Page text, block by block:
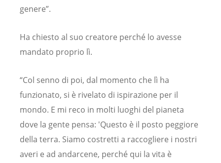
genere”.
Ha chiesto al suo creatore perché lo avesse
mandato proprio lì.
“Col senno di poi, dal momento che lì ha
funzionato, si è rivelato di ispirazione per il
mondo. E mi reco in molti luoghi del pianeta
dove la gente pensa: 'Questo è il posto peggiore
della terra. Siamo costretti a raccogliere i nostri
averi e ad andarcene, perché qui la vita è